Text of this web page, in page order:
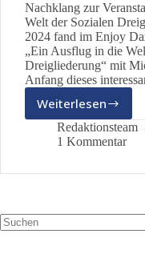
Nachklang zur
Welt der Sozialen
2024 fand im Enjoy
„Ein Ausflug in die
Dreigliederung“ mit
Anfang dieses
Weiterlesen
Soziale
Redaktionsteam
1 Kommentar